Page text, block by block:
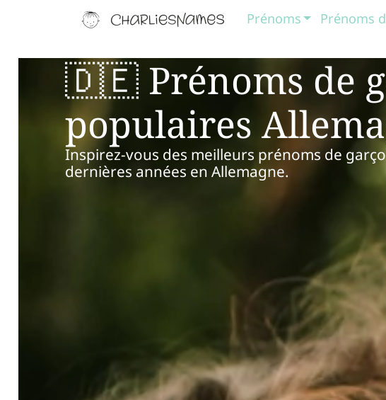
Prénoms Prénoms
🇩🇪 Prénoms de
populaires
Inspirez-vous des meilleurs prénoms de
dernières années en Allemagne.